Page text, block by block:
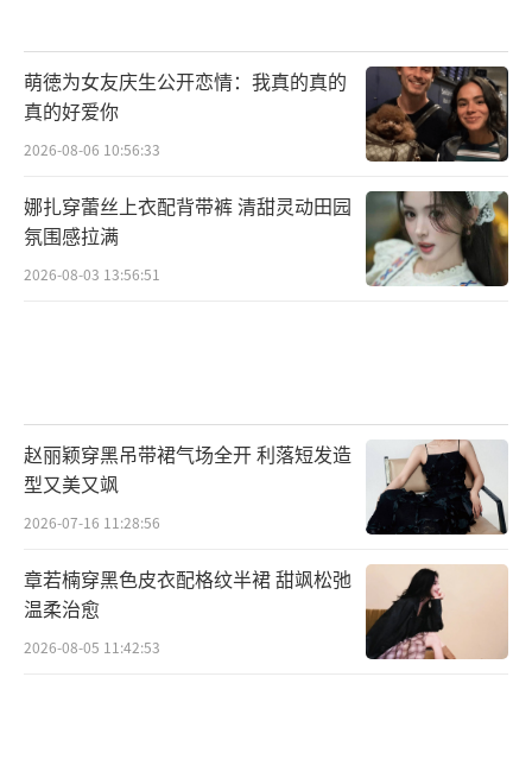
萌徳为女友庆生公开恋情：我真的真的
真的好爱你
2026-08-06 10:56:33
娜扎穿蕾丝上衣配背带裤 清甜灵动田园
氛围感拉满
2026-08-03 13:56:51
赵丽颖穿黑吊带裙气场全开 利落短发造
型又美又飒
2026-07-16 11:28:56
章若楠穿黑色皮衣配格纹半裙 甜飒松弛
温柔治愈
2026-08-05 11:42:53